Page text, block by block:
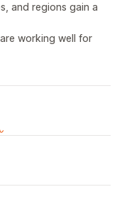
and regions gain a
working well for